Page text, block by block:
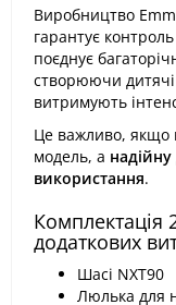
Виробництво
гарантує
поєднує
створюючи дитячі
витримують
Це важливо, якщо
модель, а
використання.
Комплектація
додаткових
Шасі NXT90
Люлька для